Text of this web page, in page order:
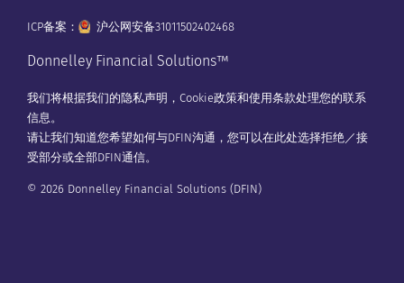
ICP备案： 沪公网安备31011502402468
Donnelley Financial Solutions™
我们将根据我们的隐私声明 ， Cookie政策和使用条款处理您的联系
信息。
请让我们知道您希望如何与DFIN沟通，您可以在此处选择拒绝／接
受部分或全部DFIN通信。
© 2026 Donnelley Financial Solutions (DFIN)